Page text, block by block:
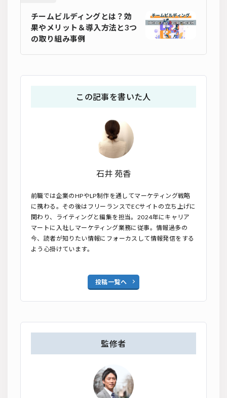
チームビルディングとは？効
果やメリット＆導入方法と3つ
の取り組み事例
この記事を書いた人
石井 苑香
前職では企業のHPやLP制作を通してマーケティング戦略
に携わる。その後はフリーランスでECサイトの立ち上げに
関わり、ライティングと編集を担当。2024年にキャリア
マートに入社しマーケティング業務に従事。情報過多の
今、読者が知りたい情報にフォーカスして情報発信をする
よう心掛けています。
投稿一覧へ
監修者